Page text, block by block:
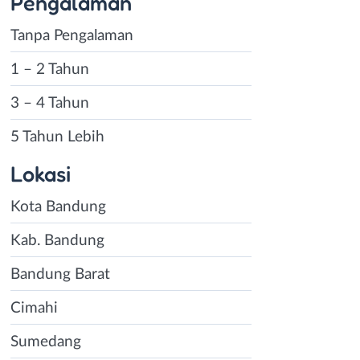
Tanpa Pengalaman
1 – 2 Tahun
3 – 4 Tahun
5 Tahun Lebih
Lokasi
Kota Bandung
Kab. Bandung
Bandung Barat
Cimahi
Sumedang